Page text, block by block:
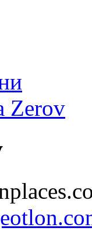
Zerov